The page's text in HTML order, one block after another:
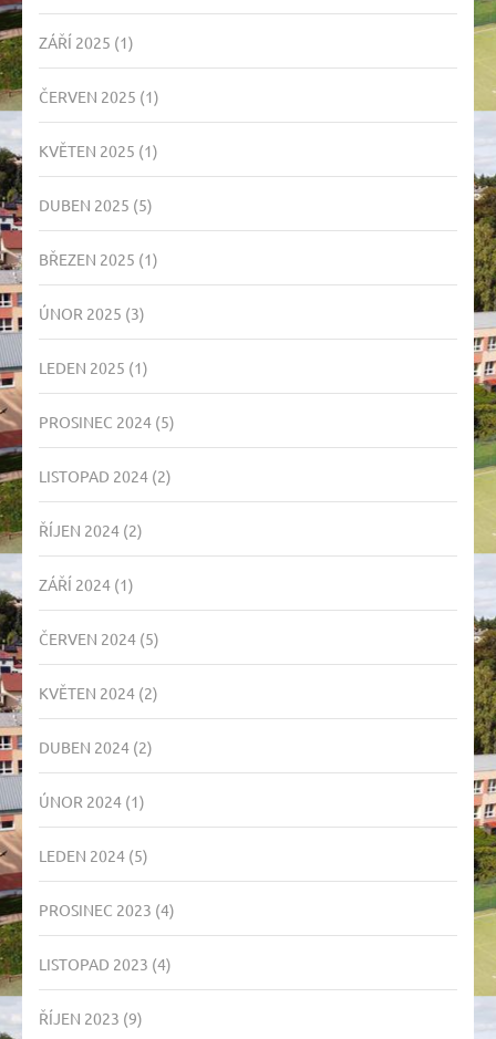
ZÁŘÍ 2025 (1)
ČERVEN 2025 (1)
KVĚTEN 2025 (1)
DUBEN 2025 (5)
BŘEZEN 2025 (1)
ÚNOR 2025 (3)
LEDEN 2025 (1)
PROSINEC 2024 (5)
LISTOPAD 2024 (2)
ŘÍJEN 2024 (2)
ZÁŘÍ 2024 (1)
ČERVEN 2024 (5)
KVĚTEN 2024 (2)
DUBEN 2024 (2)
ÚNOR 2024 (1)
LEDEN 2024 (5)
PROSINEC 2023 (4)
LISTOPAD 2023 (4)
ŘÍJEN 2023 (9)